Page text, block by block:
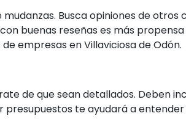
Busca opiniones de
buenas reseñas es más
empresas en Villaviciosa de Odón.
de que sean detallados. Deben
te ayudará a